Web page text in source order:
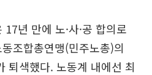
년 만에 노·사·공 합의로
조합총연맹(민주노총)의
퇴색했다. 노동계 내에선 최